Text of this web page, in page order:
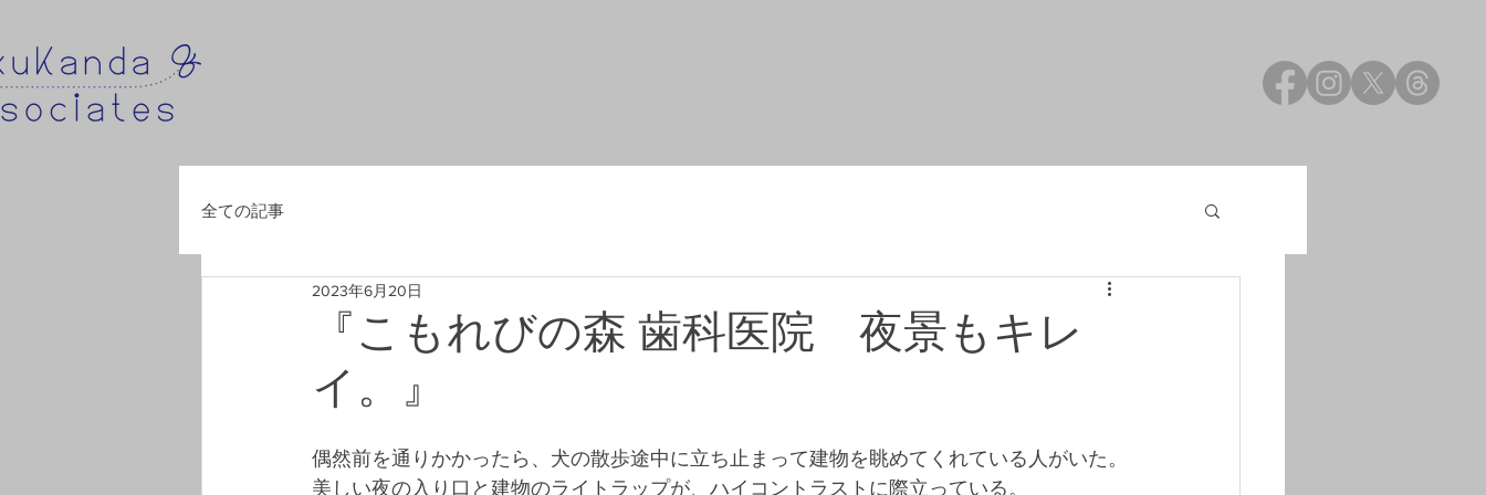
全ての記事
『こもれびの森 歯科医院 夜景もキレ
イ。』
2023年6月20日
偶然前を通りかかったら、犬の散歩途中に立ち止まって建物を眺めてくれている人がいた。
美しい夜の入り口と建物のライトラップが、ハイコントラストに際立っている。